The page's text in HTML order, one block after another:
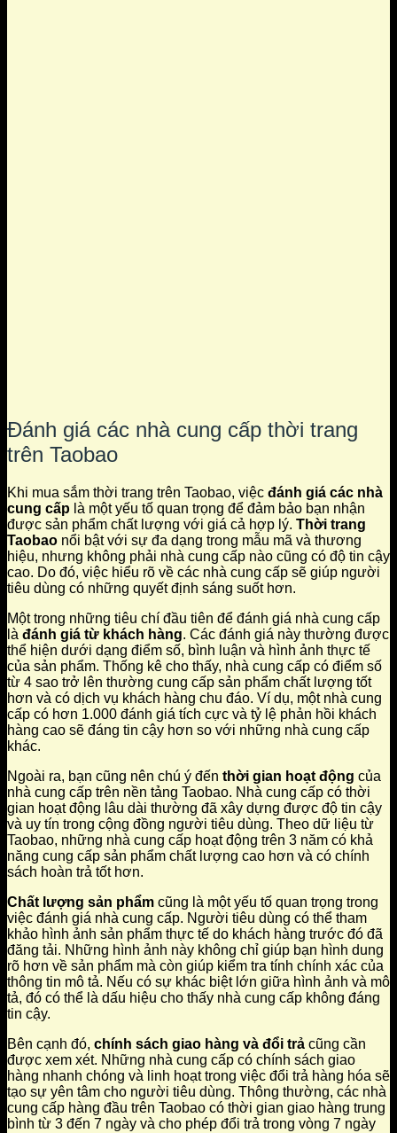
Đánh giá các nhà cung cấp thời trang
trên Taobao
Khi mua sắm thời trang trên Taobao, việc đánh giá các nhà
cung cấp là một yếu tố quan trọng để đảm bảo bạn nhận
được sản phẩm chất lượng với giá cả hợp lý. Thời trang
Taobao nổi bật với sự đa dạng trong mẫu mã và thương
hiệu, nhưng không phải nhà cung cấp nào cũng có độ tin cậy
cao. Do đó, việc hiểu rõ về các nhà cung cấp sẽ giúp người
tiêu dùng có những quyết định sáng suốt hơn.
Một trong những tiêu chí đầu tiên để đánh giá nhà cung cấp
là đánh giá từ khách hàng. Các đánh giá này thường được
thể hiện dưới dạng điểm số, bình luận và hình ảnh thực tế
của sản phẩm. Thống kê cho thấy, nhà cung cấp có điểm số
từ 4 sao trở lên thường cung cấp sản phẩm chất lượng tốt
hơn và có dịch vụ khách hàng chu đáo. Ví dụ, một nhà cung
cấp có hơn 1.000 đánh giá tích cực và tỷ lệ phản hồi khách
hàng cao sẽ đáng tin cậy hơn so với những nhà cung cấp
khác.
Ngoài ra, bạn cũng nên chú ý đến thời gian hoạt động của
nhà cung cấp trên nền tảng Taobao. Nhà cung cấp có thời
gian hoạt động lâu dài thường đã xây dựng được độ tin cậy
và uy tín trong cộng đồng người tiêu dùng. Theo dữ liệu từ
Taobao, những nhà cung cấp hoạt động trên 3 năm có khả
năng cung cấp sản phẩm chất lượng cao hơn và có chính
sách hoàn trả tốt hơn.
Chất lượng sản phẩm cũng là một yếu tố quan trọng trong
việc đánh giá nhà cung cấp. Người tiêu dùng có thể tham
khảo hình ảnh sản phẩm thực tế do khách hàng trước đó đã
đăng tải. Những hình ảnh này không chỉ giúp bạn hình dung
rõ hơn về sản phẩm mà còn giúp kiểm tra tính chính xác của
thông tin mô tả. Nếu có sự khác biệt lớn giữa hình ảnh và mô
tả, đó có thể là dấu hiệu cho thấy nhà cung cấp không đáng
tin cậy.
Bên cạnh đó, chính sách giao hàng và đổi trả cũng cần
được xem xét. Những nhà cung cấp có chính sách giao
hàng nhanh chóng và linh hoạt trong việc đổi trả hàng hóa sẽ
tạo sự yên tâm cho người tiêu dùng. Thông thường, các nhà
cung cấp hàng đầu trên Taobao có thời gian giao hàng trung
bình từ 3 đến 7 ngày và cho phép đổi trả trong vòng 7 ngày